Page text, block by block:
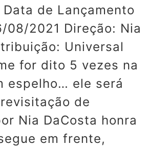
de Lançamento
08/2021 Direção: Nia
Universal
for dito 5 vezes na
espelho… ele será
de
Nia DaCosta honra
em frente,